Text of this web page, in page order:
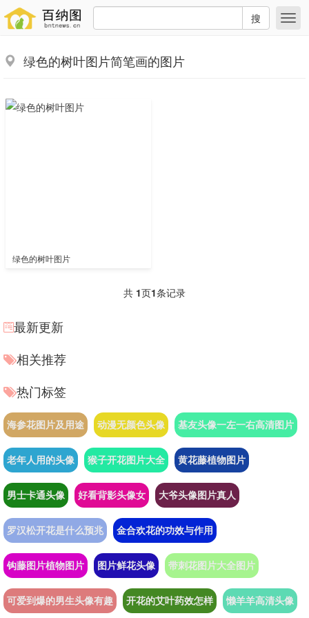
搜
绿色的树叶图片简笔画的图片
绿色的树叶图片
共 1页1条记录
最新更新
相关推荐
热门标签
海参花图片及用途 动漫无颜色头像 基友头像一左一右高清图片
老年人用的头像 猴子开花图片大全 黄花藤植物图片
男士卡通头像 好看背影头像女 大爷头像图片真人
罗汉松开花是什么预兆 金合欢花的功效与作用
钩藤图片植物图片 图片鲜花头像 带刺花图片大全图片
可爱到爆的男生头像有趣 开花的艾叶药效怎样 懒羊羊高清头像